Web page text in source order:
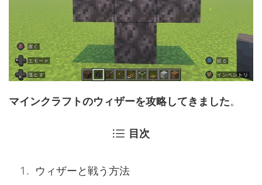
マインクラフトのウィザーを攻略してきました。
目次
ウィザーと戦う方法